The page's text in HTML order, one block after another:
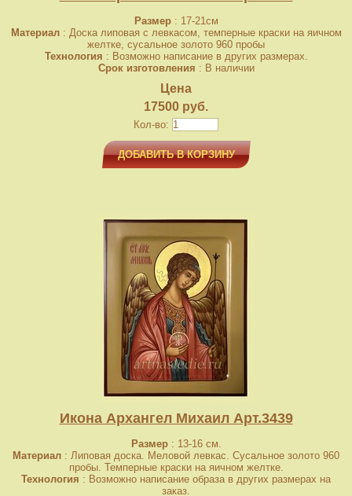
Размер: 17-21см
Материал: Доска липовая с левкасом, темперные краски на яичном
желтке, сусальное золото 960 пробы
Технология : Возможно написание в других размерах.
Срок изготовления : В наличии
Цена
17500 руб.
Кол-во:
ДОБАВИТЬ В КОРЗИНУ
Икона Архангел Михаил Арт.3439
Размер: 13-16 см.
Материал : Липовая доска. Меловой левкас. Сусальное золото 960
пробы. Темперные краски на яичном желтке.
Технология : Возможно написание образа в других размерах на
заказ.